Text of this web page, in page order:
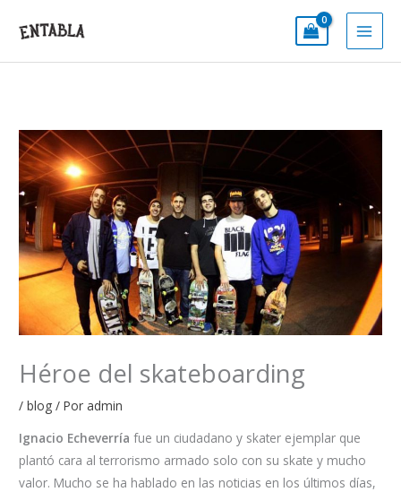
Héroe del skateboarding
/blog / Por admin
Ignacio Echeverría fue un ciudadano y skater ejemplar que
plantó cara al terrorismo armado solo con su skate y mucho
valor. Mucho se ha hablado en las noticias en los últimos días,